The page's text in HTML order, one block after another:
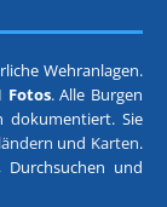
Wehranlagen.
Fotos. Alle Burgen
Sie
und Karten.
und